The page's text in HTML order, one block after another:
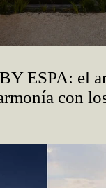
ESPA: el
con